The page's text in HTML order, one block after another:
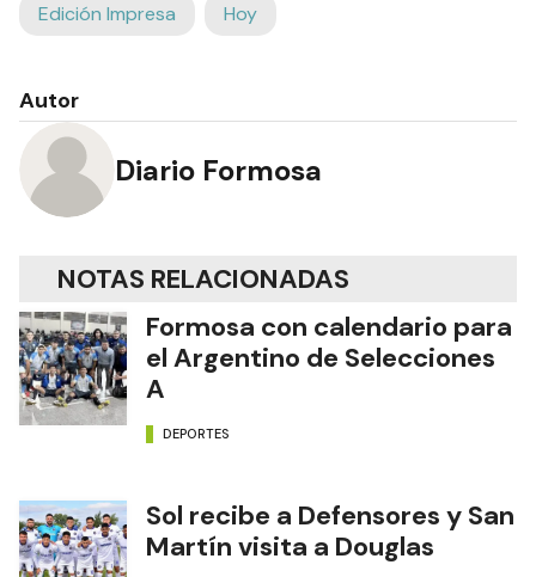
Edición Impresa Hoy
Autor
Diario Formosa
NOTAS RELACIONADAS
Formosa con calendario para
el Argentino de Selecciones
A
DEPORTES
Sol recibe a Defensores y San
Martín visita a Douglas